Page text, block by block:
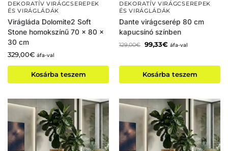
DEKORATÍV VIRÁGCSEREPEK
ÉS VIRÁGLÁDÁK
Virágláda Dolomite2 Soft
Stone homokszínű 70 x 80 x
30 cm
329,00€ áfa-val
Kosárba teszem
DEKORATÍV VIRÁGCSEREPEK
ÉS VIRÁGLÁDÁK
Dante virágcserép 80 cm
kapucsínó színben
129,00€ 99,33€ áfa-val
Kosárba teszem